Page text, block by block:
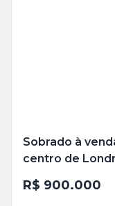
Sobrado à
centro de
R$ 900.000